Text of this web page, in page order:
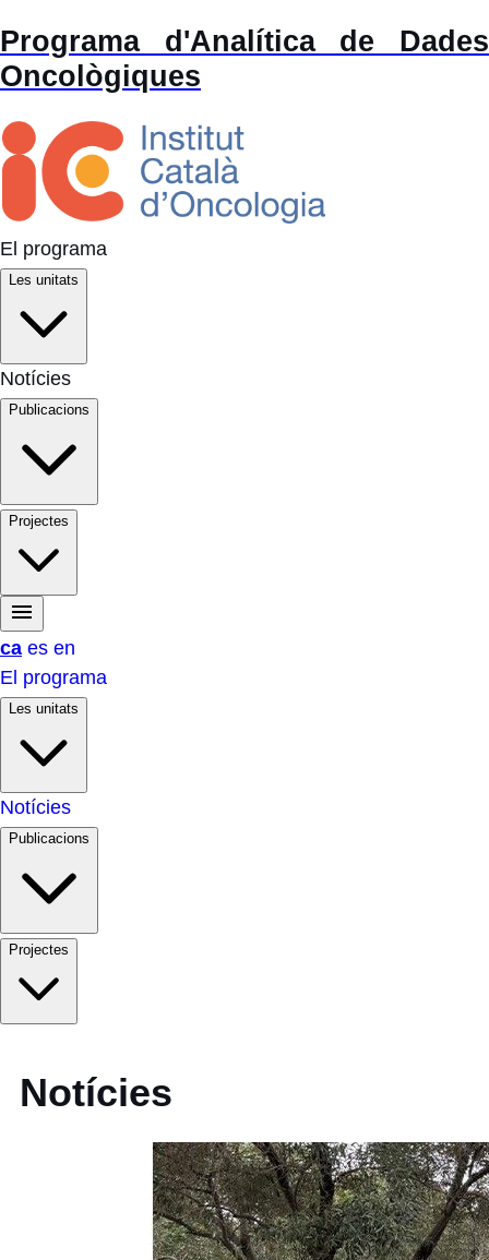
Programa d'Analítica de Dades
Oncològiques
El programa
Les unitats
Notícies
Publicacions
Projectes
ca es en
El programa
Les unitats
Notícies
Publicacions
Projectes
Notícies